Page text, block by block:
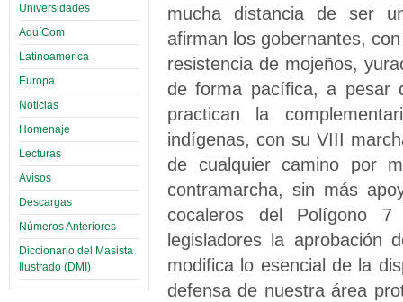
Universidades
AquíCom
Latinoamerica
Europa
Noticias
Homenaje
Lecturas
Avisos
Descargas
Números Anteriores
Diccionario del Masista
Ilustrado (DMI)
mucha distancia de ser
afirman los gobernantes,
resistencia de mojeños,
de forma pacífica, a pesar
practican la
indígenas, con su VIII
de cualquier camino por
contramarcha, sin más
cocaleros del Polígono
legisladores la aprobación
modifica lo esencial de la
defensa de nuestra área